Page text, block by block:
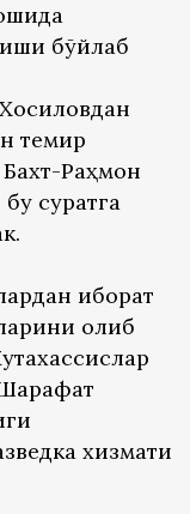
бўйлаб
темир
Раҳмон
суратга
иборат
олиб
хизмати